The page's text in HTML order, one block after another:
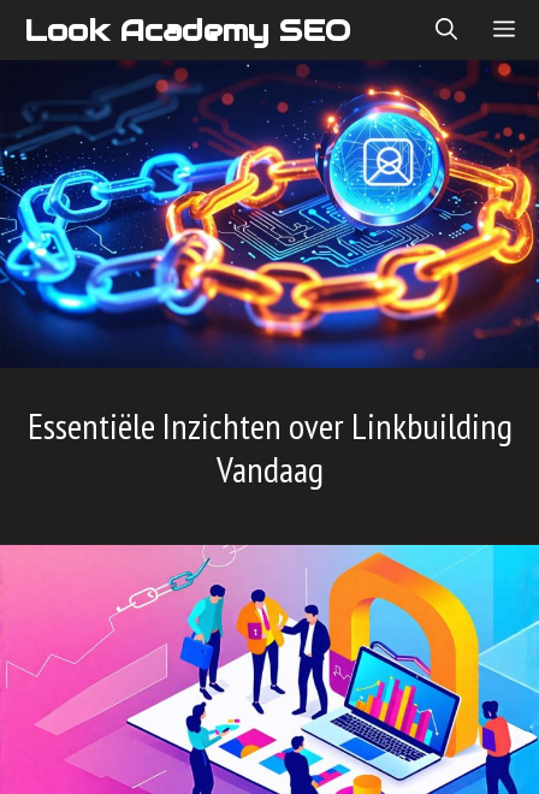
SkipLook Academy SEO
Essentiële Inzichten over Linkbuilding
Vandaag